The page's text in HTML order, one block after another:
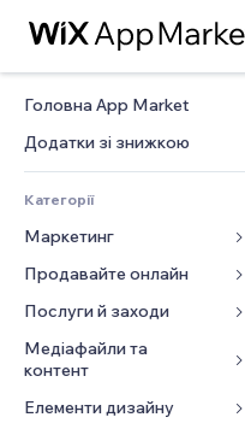
Головна App Market
Додатки зі знижкою
Категорії
Маркетинг
Реклама
Мобільний
Аналітика
Соцмережі
SEO
Продавайте онлайн
Додатки для магазинів
Надсилання та доставка
Кнопки продажу
Онлайн‑курси
Послуги й заходи
Готелі
Заходи
Ресторани
Медіафайли та
контент
Галерея
Елементи дизайну